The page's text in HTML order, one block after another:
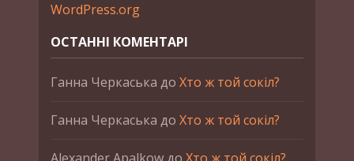
WordPress.org
ОСТАННІ КОМЕНТАРІ
Ганна Черкаська до Хто ж той сокіл?
Ганна Черкаська до Хто ж той сокіл?